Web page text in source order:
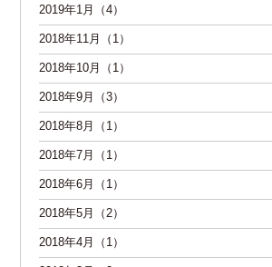
2019年1月（4）
2018年11月（1）
2018年10月（1）
2018年9月（3）
2018年8月（1）
2018年7月（1）
2018年6月（1）
2018年5月（2）
2018年4月（1）